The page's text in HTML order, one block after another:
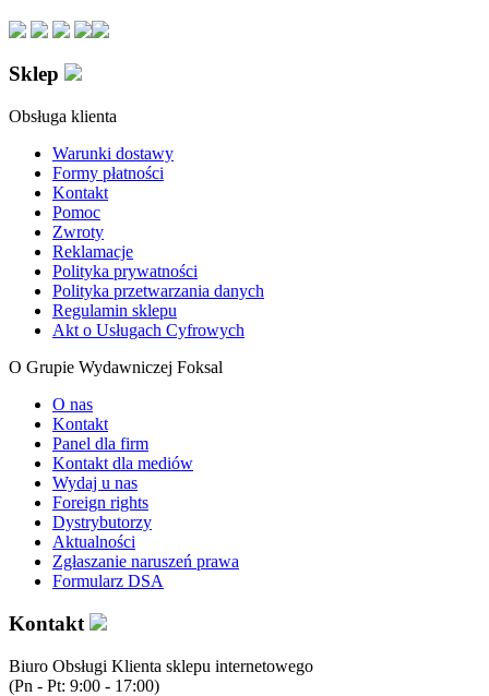
Sklep
Obsługa klienta
Warunki dostawy
Formy płatności
Kontakt
Pomoc
Zwroty
Reklamacje
Polityka prywatności
Polityka przetwarzania danych
Regulamin sklepu
Akt o Usługach Cyfrowych
O Grupie Wydawniczej Foksal
O nas
Kontakt
Panel dla firm
Kontakt dla mediów
Wydaj u nas
Foreign rights
Dystrybutorzy
Aktualności
Zgłaszanie naruszeń prawa
Formularz DSA
Kontakt
Biuro Obsługi Klienta sklepu internetowego
(Pn - Pt: 9:00 - 17:00)